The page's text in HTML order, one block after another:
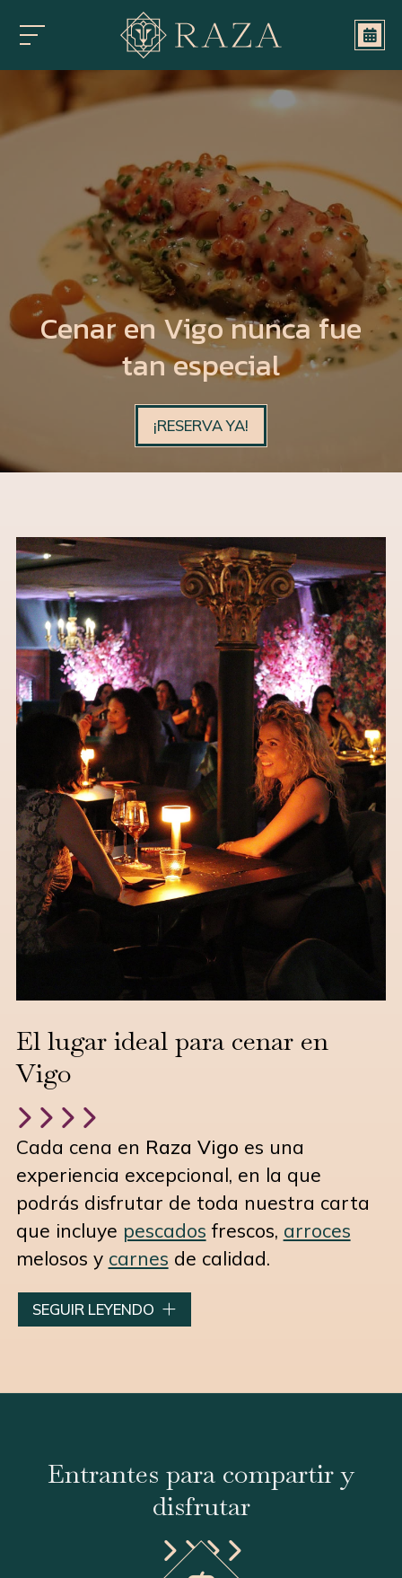
Cenar en Vigo nunca fue
tan especial
¡RESERVA YA!
El lugar ideal para cenar en
Vigo
Cada cena en Raza Vigo es una
experiencia excepcional, en la que
podrás disfrutar de toda nuestra carta
que incluye pescados frescos, arroces
melosos y carnes de calidad.
Todo está elaborado con ingredientes frescos y de
temporada, diseñado para que disfrutes de una
mesa!
SEGUIR LEYENDO
Entrantes para compartir y
disfrutar